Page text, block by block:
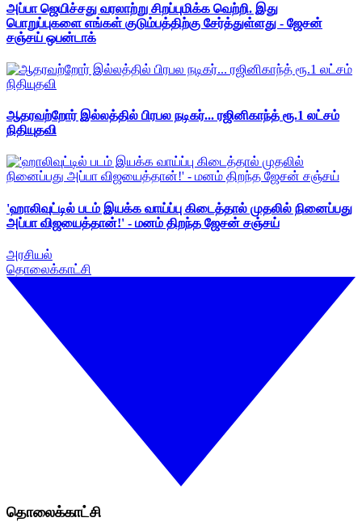
அப்பா ஜெயிச்சது வரலாற்று சிறப்புமிக்க வெற்றி. இது
பொறுப்புகளை எங்கள் குடும்பத்திற்கு சேர்த்துள்ளது - ஜேசன்
சஞ்சய் ஒபன்டாக்
ஆதரவற்றோர் இல்லத்தில் பிரபல நடிகர்... ரஜினிகாந்த் ரூ.1 லட்சம்
நிதியுதவி
'ஹாலிவுட்டில் படம் இயக்க வாய்ப்பு கிடைத்தால் முதலில் நினைப்பது
அப்பா விஜயைத்தான்!' - மனம் திறந்த ஜேசன் சஞ்சய்
அரசியல்
தொலைக்காட்சி
தொலைக்காட்சி